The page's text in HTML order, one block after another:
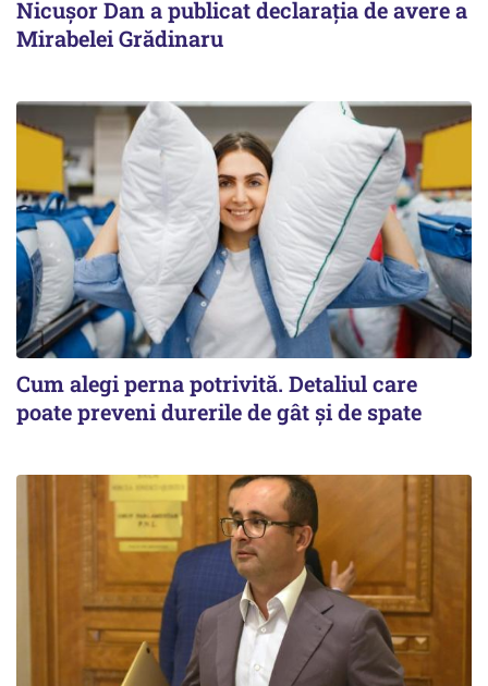
Nicuşor Dan a publicat declaraţia de avere a
Mirabelei Grădinaru
Cum alegi perna potrivită. Detaliul care
poate preveni durerile de gât și de spate